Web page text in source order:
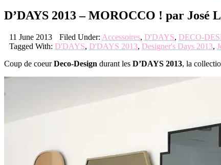
D’DAYS 2013 – MOROCCO ! par José
11 June 2013 Filed Under: Accessoires, D'DAYS, DECO-
Tagged With: D'DAYS, D'DAYS 2013, Designer's Days 2013,
Coup de coeurDeco-Design durant les D’DAYS 2013, la